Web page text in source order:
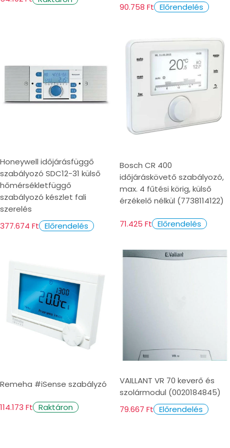
90.758 Ft Előrendelés
Honeywell időjárásfüggő
szabályozó SDC12-31 külső
hőmérsékletfüggő
szabályozó készlet fali
szerelés
377.674 Ft Előrendelés
Bosch CR 400
időjáráskövető szabályozó,
max. 4 fűtési körig, külső
érzékelő nélkül (7738114122)
71.425 Ft Előrendelés
Remeha #iSense szabályzó
114.173 Ft Raktáron
VAILLANT VR 70 keverő és
szolármodul (0020184845)
79.667 Ft Előrendelés